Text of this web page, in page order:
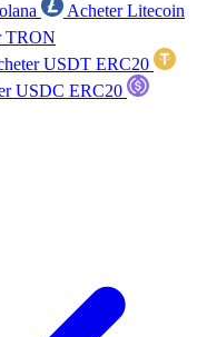
Acheter Litecoin
TRON
USDT ERC20
USDC ERC20